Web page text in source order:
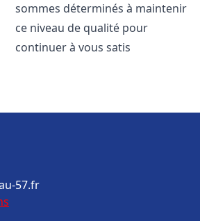
sommes déterminés à maintenir
ce niveau de qualité pour
continuer à vous satis
57.fr